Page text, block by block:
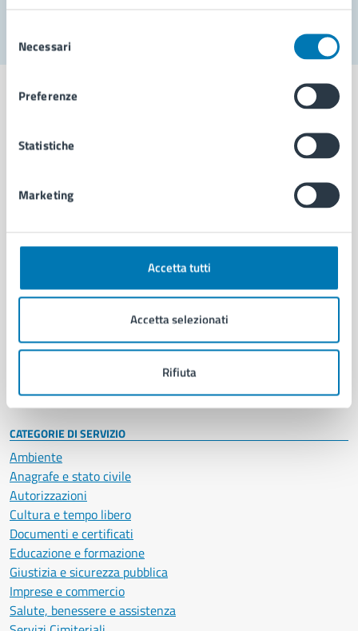
delNecessari
Preferenze
Statistiche
Marketing
Accetta tutti
Accetta selezionati
Rifiuta
Comune di Napoli
AMMINISTRAZIONE
Organi di governo
Enti e fondazioni
Personale amministrativo
Intranet, posta aziendale e protocollo
CATEGORIE DI SERVIZIO
Ambiente
Anagrafe e stato civile
Autorizzazioni
Cultura e tempo libero
Documenti e certificati
Educazione e formazione
Giustizia e sicurezza pubblica
Imprese e commercio
Salute, benessere e assistenza